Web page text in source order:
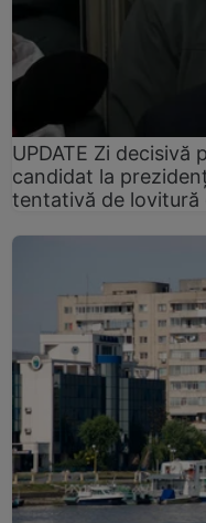
UPDATE Zi decisivă
candidat la
tentativă de lovitură